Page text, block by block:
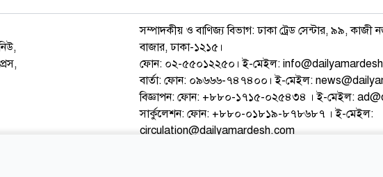
সম্পাদকীয় ও বাণিজ্য বিভাগ: ঢাকা ট্রেড সেন্টার, ৯৯,
বাজার, ঢাকা-১২১৫।
ফোন: ০২-৫৫০১২২৫০। ই-মেইল:
বার্তা: ফোন: ০৯৬৬৬-৭৪৭৪০০। ই-মেইল:
বিজ্ঞাপন: ফোন: +৮৮০-১৭১৫-০২৫৪৩৪ । ই-মেইল:
সার্কুলেশন: ফোন: +৮৮০-০১৮১৯-৮৭৮৬৮৭ । ই-মেইল:
circulation@dailyamardesh.com